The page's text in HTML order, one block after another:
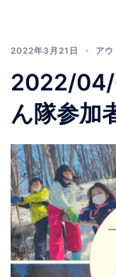
2022年3月21日 ア
2022/04/
ん隊参加